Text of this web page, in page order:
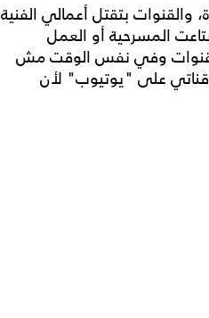
والقنوات بتقتل أعمالي الفنية
المسرحية أو العمل
وفي نفس الوقت مش
على "يوتيوب" لأن